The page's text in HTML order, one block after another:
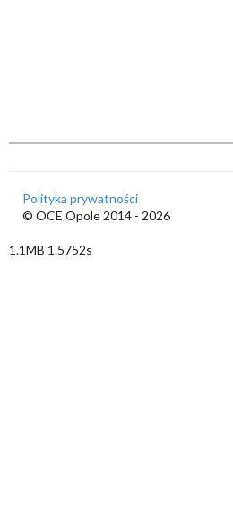
Polityka prywatności
© OCE Opole 2014 - 2026
1.1MB 1.5752s